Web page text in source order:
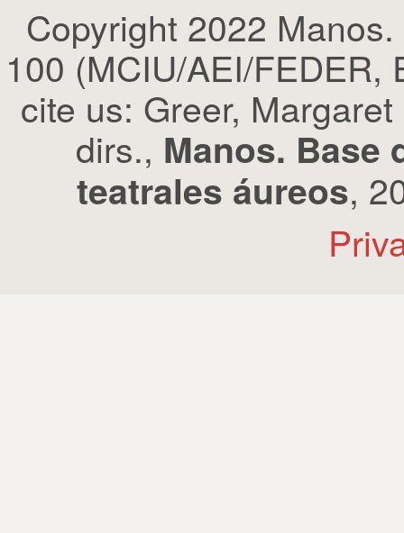
Copyright 2022
100 (MCIU/AEI/
cite us: Greer,
dirs., Manos. Base
teatrales áureos,